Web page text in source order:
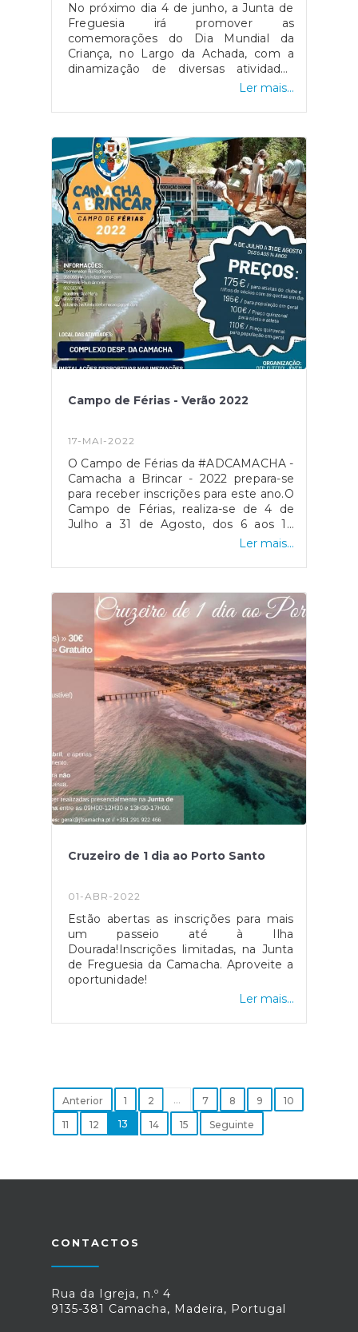
No próximo dia 4 de junho, a Junta de
Freguesia irá promover as
comemorações do Dia Mundial da
Criança, no Largo da Achada, com a
dinamização de diversas atividades
direcionadas às crianças. Será um dia
não perder!
Ler mais...
Campo de Férias - Verão 2022
17-MAI-2022
O Campo de Férias da #ADCAMACHA -
Camacha a Brincar - 2022 prepara-se
para receber inscrições para este ano.O
Campo de Férias, realiza-se de 4 de
Julho a 31 de Agosto, dos 6 aos 14
anos. Não deixes fugir esta
consulta a página da Associação
/ Futebol Formação.
Ler mais...
Cruzeiro de 1 dia ao Porto Santo
01-ABR-2022
Estão abertas as inscrições para mais
um passeio até à Ilha
Dourada!Inscrições limitadas, na Junta
de Freguesia da Camacha. Aproveite a
oportunidade!
Ler mais...
Anterior 1 2 ... 7 8 9
10
11
12 13 14 15 Seguinte
CONTACTOS
Rua da Igreja, n.º 4
9135-381 Camacha, Madeira, Portugal